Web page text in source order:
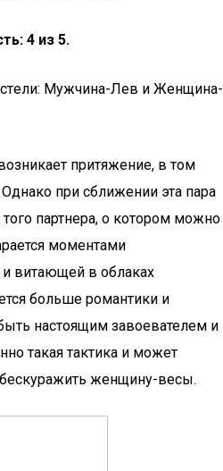
4 из 5.
Mужчинa-Лeв и Жeнщинa-
притяжение, в том
при сближении эта пара
партнера, о котором можно
моментами
витающей в облаках
больше романтики и
настоящим завоевателем и
такая тактика и может
женщину-весы.